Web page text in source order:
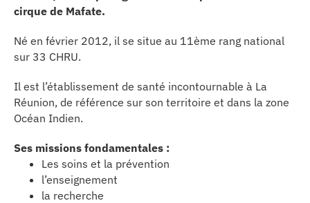
au CHU
cirque de Mafate.
Né en février 2012, il se situe au 11ème rang national
sur 33 CHRU.
Il est l’établissement de santé incontournable à La
Réunion, de référence sur son territoire et dans la zone
Océan Indien.
Ses missions fondamentales :
Les soins et la prévention
l’enseignement
la recherche